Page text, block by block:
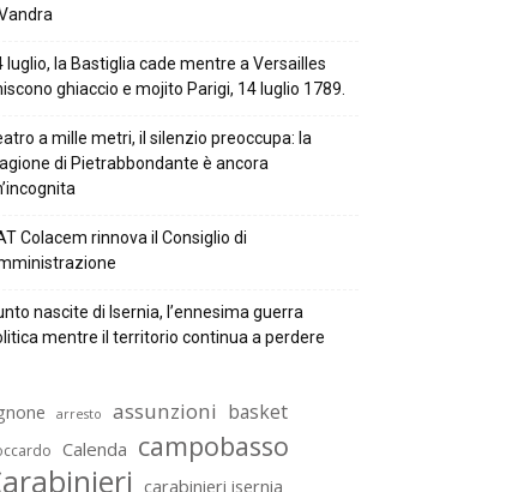
luglio, la Bastiglia cade mentre a Versailles
ghiaccio e mojito Parigi, 14 luglio 1789.
a mille metri, il silenzio preoccupa: la
di Pietrabbondante è ancora
Colacem rinnova il Consiglio di
nascite di Isernia, l’ennesima guerra
mentre il territorio continua a perdere
arresto assunzioni basket
Calenda campobasso
carabinieri isernia